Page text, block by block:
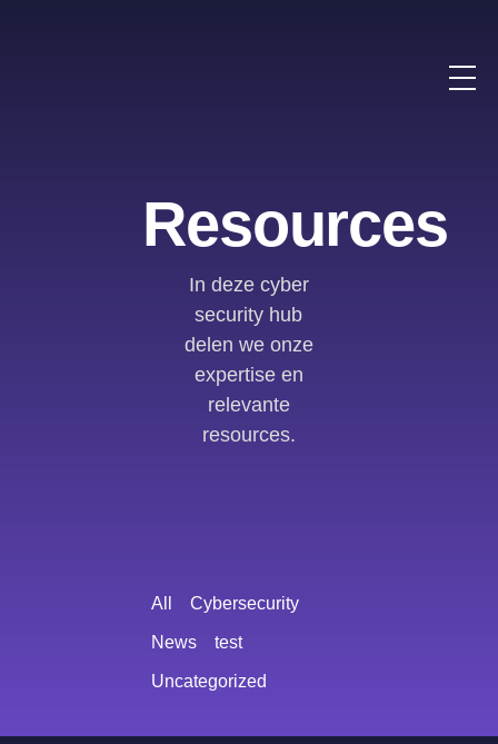
Resources
In deze cyber
security hub
delen we onze
expertise en
relevante
resources.
Cybersecurity
News test
Uncategorized
All